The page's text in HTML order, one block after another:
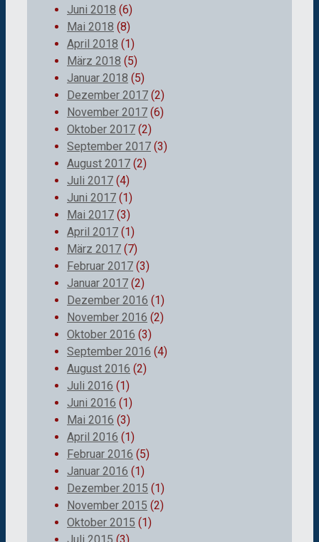
Juni 2018 (6)
Mai 2018 (8)
April 2018 (1)
März 2018 (5)
Januar 2018 (5)
Dezember 2017 (2)
November 2017 (6)
Oktober 2017 (2)
September 2017 (3)
August 2017 (2)
Juli 2017 (4)
Juni 2017 (1)
Mai 2017 (3)
April 2017 (1)
März 2017 (7)
Februar 2017 (3)
Januar 2017 (2)
Dezember 2016 (1)
November 2016 (2)
Oktober 2016 (3)
September 2016 (4)
August 2016 (2)
Juli 2016 (1)
Juni 2016 (1)
Mai 2016 (3)
April 2016 (1)
Februar 2016 (5)
Januar 2016 (1)
Dezember 2015 (1)
November 2015 (2)
Oktober 2015 (1)
Juli 2015 (3)